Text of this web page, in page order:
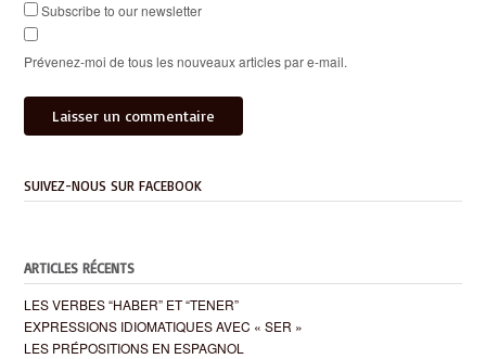
Subscribe to our newsletter
Prévenez-moi de tous les nouveaux articles par e-mail.
SUIVEZ-NOUS SUR FACEBOOK
ARTICLES RÉCENTS
LES VERBES “HABER” ET “TENER”
EXPRESSIONS IDIOMATIQUES AVEC « SER »
LES PRÉPOSITIONS EN ESPAGNOL